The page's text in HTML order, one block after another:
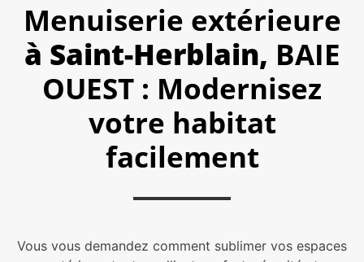
Menuiserie extérieure
à Saint-Herblain, BAIE
OUEST : Modernisez
votre habitat
facilement
Vous vous demandez comment sublimer vos espaces